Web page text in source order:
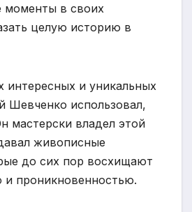
моменты в своих
целую историю в
и уникальных
Шевченко использовал,
мастерски владел этой
живописные
до сих пор восхищают
и проникновенностью.